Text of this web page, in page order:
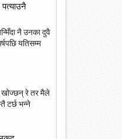
नै उनका दुवै
यतिसम्म
खोज्छन् रे तर मैले
टर्छ भन्ने